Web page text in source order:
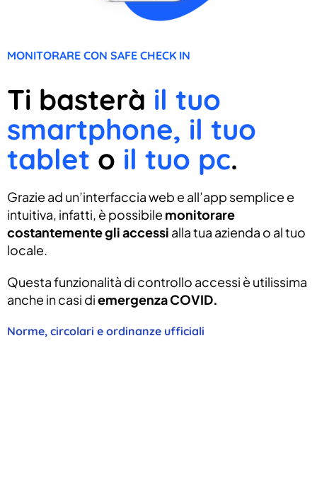
MONITORARE CON SAFE CHECK IN
Ti basterà il tuo
smartphone, il tuo
tablet o il tuo pc.
Grazie ad un’interfaccia web e all’app semplice e
intuitiva, infatti, è possibile monitorare
costantemente gli accessi alla tua azienda o al tuo
locale.
Questa funzionalità di controllo accessi è utilissima
anche in casi diemergenza COVID.
Norme, circolari e ordinanze ufficiali